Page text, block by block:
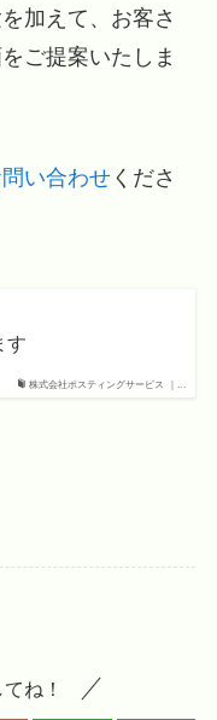
加えて、お客さ
ご提案いたしま
い合わせくださ
株式会社ポスティングサービス ｜...
す
ね！